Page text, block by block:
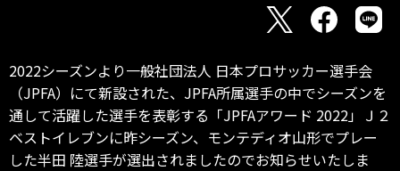
2022シーズンより一般社団法人 日本プロサッカー選手会
（JPFA）にて新設された、JPFA所属選手の中でシーズンを
通して活躍した選手を表彰する「JPFAアワード 2022」Ｊ２
ベストイレブンに昨シーズン、モンテディオ山形でプレー
した半田 陸選手が選出されましたのでお知らせいたしま